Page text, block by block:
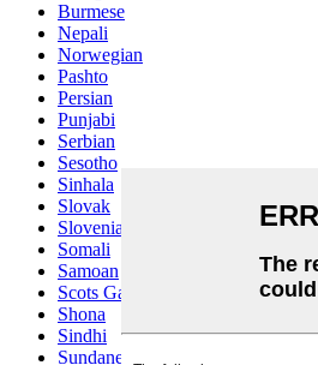
Burmese
Nepali
Norwegian
Pashto
Persian
Punjabi
Serbian
Sesotho
Sinhala
Slovak
Slovenian
Somali
Samoan
Scots Gaelic
Shona
Sindhi
Sundanese